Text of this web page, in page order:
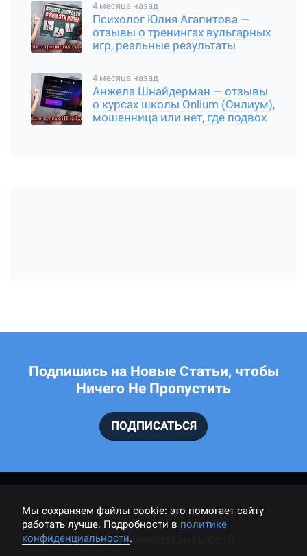
4 месяца назад
Психолог Юлия Агапитова —
отзывы о тренингах вульгарных
игр, реальные результаты
4 месяца назад
Анжела Шнайдерман — отзывы
о курсах школы Onlium (Онлиум),
мошенница или нет, где подвох
Подпишись на Новые Статьи, чтобы
Ничего Не Пропустить
ПОДПИСАТЬСЯ
ПОЛИТИКА КОНФИДЕНЦИАЛЬНОСТИ
Мы cохраняем файлы cookie: это помогает сайту
работать лучше. Подробности в политике
конфиденциальности.